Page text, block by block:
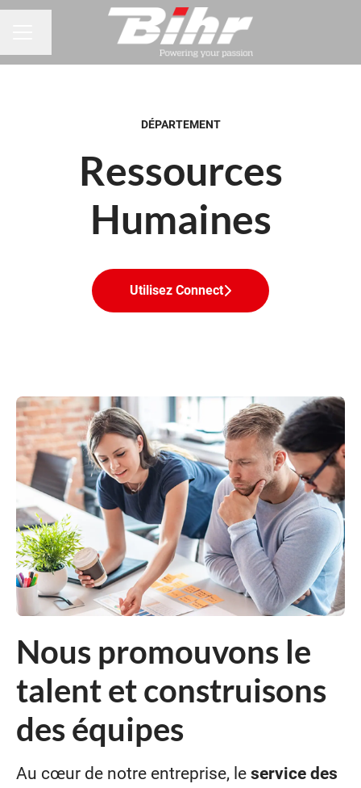
Changer la langue
DÉPARTEMENT
Ressources
Humaines
Utilisez Connect
Nous promouvons le
talent et construisons
des équipes
Au cœur de notre entreprise, le service des